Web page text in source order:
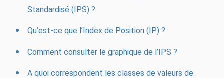
Standardisé (IPS) ?
Qu’est-ce que l’Index de Position (IP) ?
Comment consulter le graphique de l’IPS ?
A quoi correspondent les classes de valeurs de